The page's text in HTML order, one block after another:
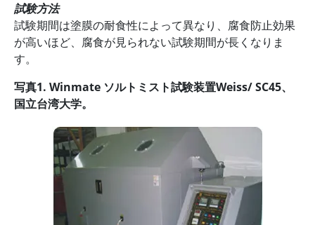
試験方法
試験期間は塗膜の耐食性によって異なり、腐食防止効果
が高いほど、腐食が見られない試験期間が長くなりま
す。
写真1. Winmate ソルトミスト試験装置Weiss/ SC45、
国立台湾大学。